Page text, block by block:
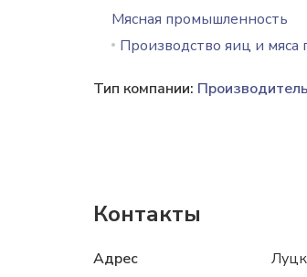
Мясная промышленность
Производство яиц и мяса
Тип компании: Производитель
Контакты
Адрес